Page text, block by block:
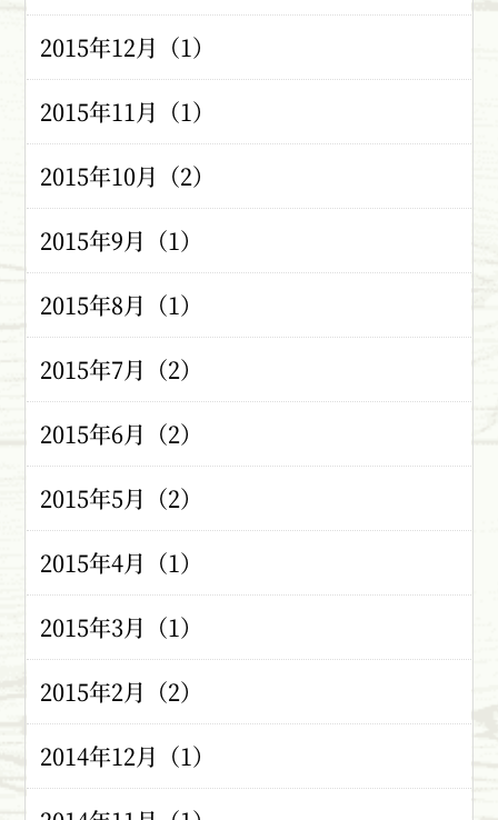
2015年12月（1）
2015年11月（1）
2015年10月（2）
2015年9月（1）
2015年8月（1）
2015年7月（2）
2015年6月（2）
2015年5月（2）
2015年4月（1）
2015年3月（1）
2015年2月（2）
2014年12月（1）